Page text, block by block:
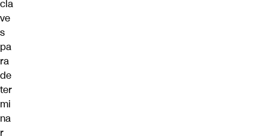
cla
ve
s
pa
ra
de
ter
mi
na
r